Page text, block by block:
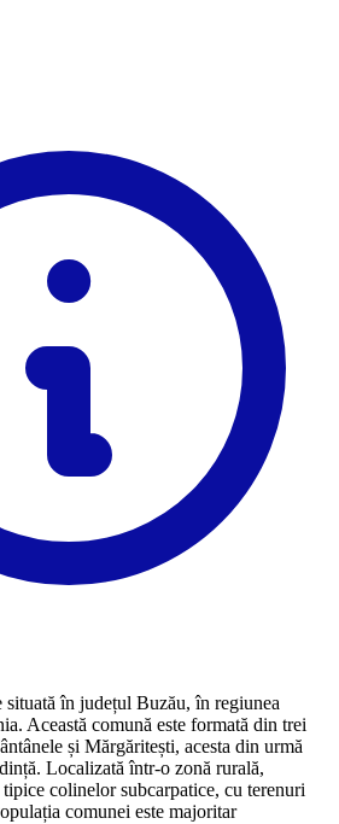
situată în județul Buzău, în regiunea
Această comună este formată din trei
și Mărgăritești, acesta din urmă
Localizată într-o zonă rurală,
colinelor subcarpatice, cu terenuri
comunei este majoritar